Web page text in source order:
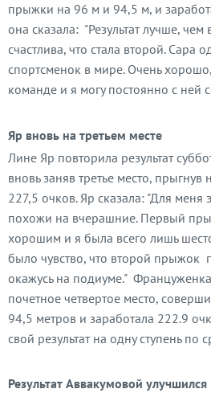
прыжки на 96 м и 94,5 м, и
она сказала: "Результат лучше, чем
счастлива, что стала второй. Сара
спортсменок в мире. Очень
команде и я могу постоянно с ней
Яр вновь на третьем месте
Лине Яр повторила результат
вновь заняв третье место,
227,5 очков. Яр сказала: "Для меня
похожи на вчерашние. Первый
хорошим и я была всего лишь
было чувство, что второй прыжок
окажусь на подиуме."
почетное четвертое место,
94,5 метров и заработала 222.9
свой результат на одну ступень по
Результат Аввакумовой улучшился